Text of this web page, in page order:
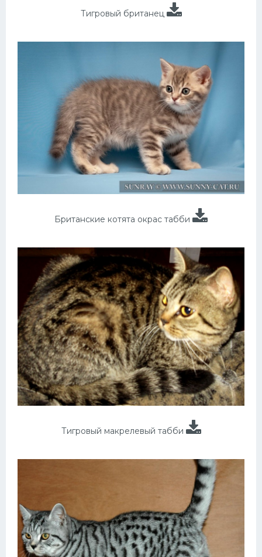
Тигровый британец
Британские котята окрас табби
Тигровый макрелевый табби